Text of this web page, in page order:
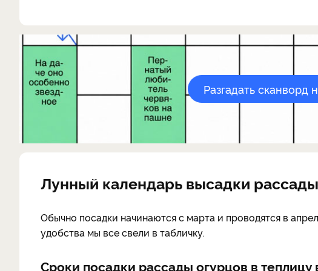
Разгадать сканворд
Лунный календарь высадки
Обычно посадки начинаются с марта и проводятся в
удобства мы все свели в табличку.
Сроки посадки рассады огурцов в теплицу